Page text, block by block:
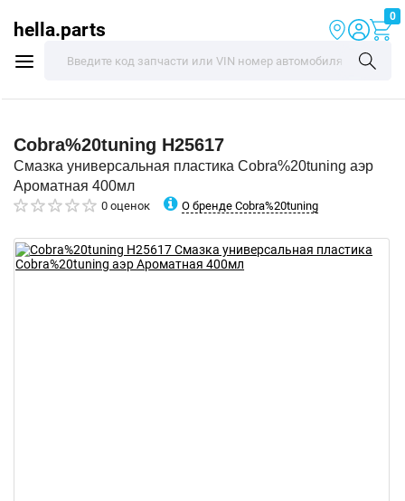
hella.parts
0
Cobra%20tuning H25617
Смазка универсальная пластика Cobra%20tuning аэр
Ароматная 400мл
0 оценок О бренде Cobra%20tuning